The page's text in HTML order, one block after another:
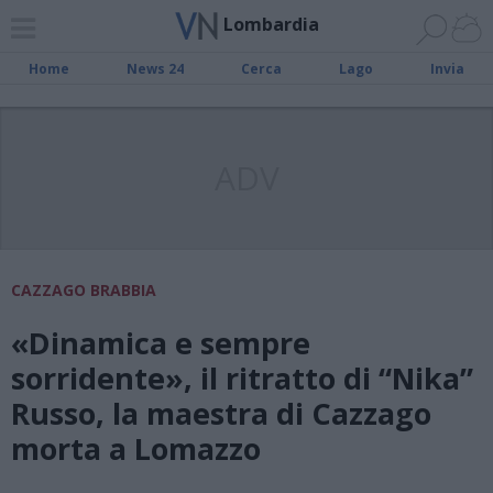
Lombardia
Home News 24 Cerca Lago Invia
CAZZAGO BRABBIA
«Dinamica e sempre
sorridente», il ritratto di “Nika”
Russo, la maestra di Cazzago
morta a Lomazzo